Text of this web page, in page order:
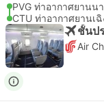
PVG ท่าอากาศยานน
CTU ท่าอากาศยานเฉิ
ชั้นป
Air